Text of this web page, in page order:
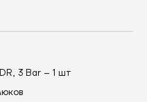
3 Bar – 1 шт